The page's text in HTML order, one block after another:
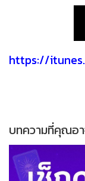
https://
บทความที่คุณอ